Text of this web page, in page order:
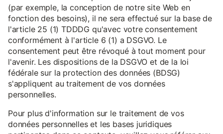
(par exemple, la conception de notre site Web en
fonction des besoins), il ne sera effectué sur la base de
l'article 25 (1) TDDDG qu'avec votre consentement
conformément à l'article 6 (1) a DSGVO. Le
consentement peut être révoqué à tout moment pour
l'avenir. Les dispositions de la DSGVO et de la loi
fédérale sur la protection des données (BDSG)
s'appliquent au traitement de vos données
personnelles.
Pour plus d'information sur le traitement de vos
données personnelles et les bases juridiques